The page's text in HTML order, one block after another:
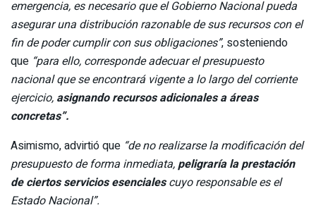
emergencia, es necesario que el Gobierno Nacional pueda
asegurar una distribución razonable de sus recursos con el
fin de poder cumplir con sus obligaciones”, sosteniendo
que “para ello, corresponde adecuar el presupuesto
nacional que se encontrará vigente a lo largo del corriente
ejercicio, asignando recursos adicionales a áreas
concretas”.
Asimismo, advirtió que “de no realizarse la modificación del
presupuesto de forma inmediata,peligraría la prestación
de ciertos servicios esencialescuyo responsable es el
Estado Nacional”.